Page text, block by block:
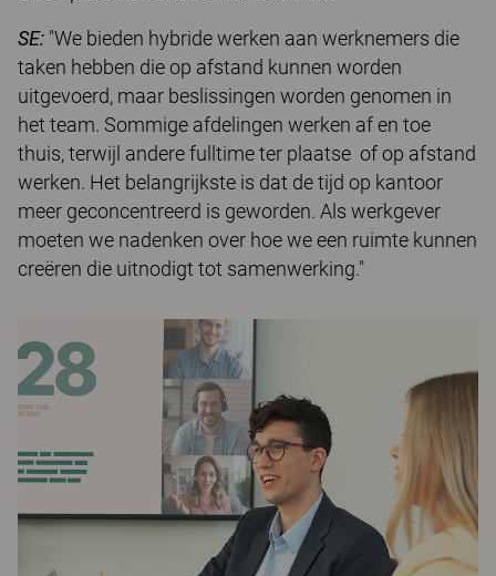
SE: "We bieden hybride werken aan werk­nemers die
taken hebben die op afstand kunnen worden
uitgevoerd, maar beslissingen worden genomen in
het team. Sommige afdelingen werken af en toe
thuis, terwijl andere fulltime ter plaatse of op afstand
werken. Het belangrijkste is dat de tijd op kantoor
meer geconcentreerd is geworden. Als werkgever
moeten we nadenken over hoe we een ruimte kunnen
creëren die uitnodigt tot samenwerking."